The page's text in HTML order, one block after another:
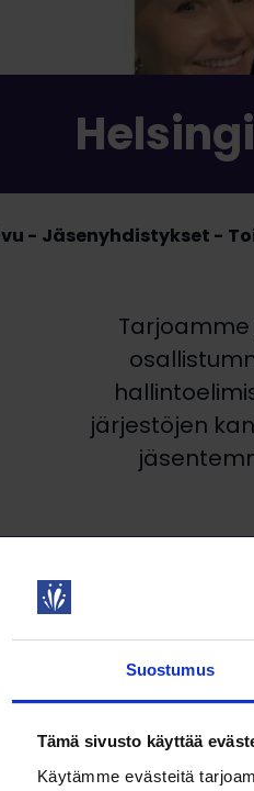
Suostumus
Tämä sivusto käyttää
Käytämme evästeitä
Jäsenyhdistykset
järjestöjen